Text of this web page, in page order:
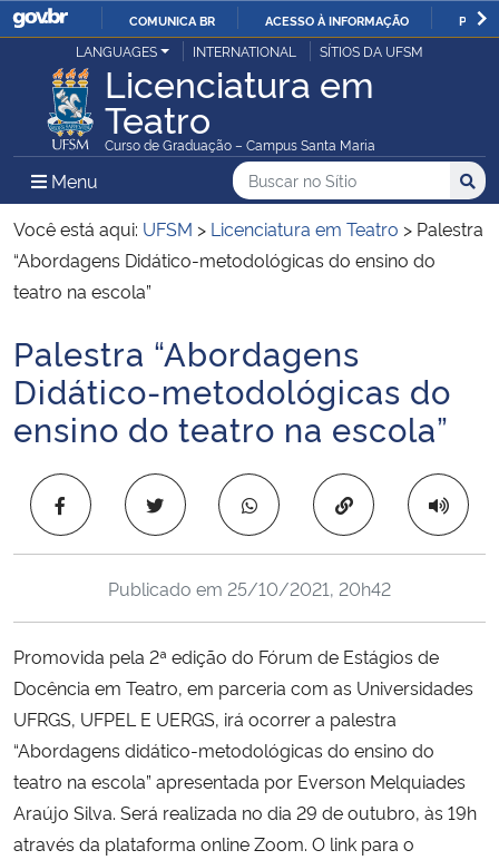
IR
PARA
CONTEÚDO
COMUNICA BR ACESSO À INFORMAÇÃO
Ministério da Justiça e Segurança Pública
Ministério da Defesa
Ministério das Relações Exteriores
Ministério da Economia
Ministério da Infraestrutura
Ministério da Agricultura, Pecuária e Abastecimento
Ministério da Cidadania
Ministério da Ciência, Tecnologia, Inovações e Comunicações
Ministério do Meio Ambiente
Ministério do Turismo
LANGUAGES INTERNATIONAL SÍTIOS DA UFSM
Licenciatura em
Teatro
Curso de Graduação – Campus Santa Maria
Menu Menu Principal do Sítio
Busca
Buscar no no Sítio
Busca:
Você está aqui: UFSM > Licenciatura em Teatro > Palestra
“Abordagens Didático-metodológicas do ensino do
teatro na escola”
Início do conteúdo
Palestra “Abordagens
Didático-metodológicas do
ensino do teatro na escola”
Copiar para área
Publicado em 25/10/2021, 20h42
Promovida pela 2ª edição do Fórum de Estágios de
Docência em Teatro, em parceria com as Universidades
UFRGS, UFPEL E UERGS, irá ocorrer a palestra
“Abordagens didático-metodológicas do ensino do
teatro na escola” apresentada por Everson Melquiades
Araújo Silva. Será realizada no dia 29 de outubro, às 19h
através da plataforma online Zoom. O link para o